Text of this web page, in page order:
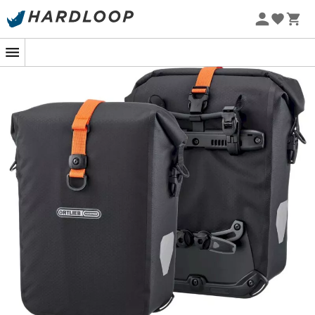
Promoções de verão 🔥 -5% EXTRA a partir de 2 produtos*
Perfeitas para um circuito de vários dias ou uma corrida
em autossuficiência: as
Bolsas Gravel-Pack Duo
da
Ortlieb
oferecem 29 litros de espaço de
armazenamento para equipamento extra, como
provisões, louça ou extras de luxo.
Graças à sua fixação no bagageiro lowrider, mesmo